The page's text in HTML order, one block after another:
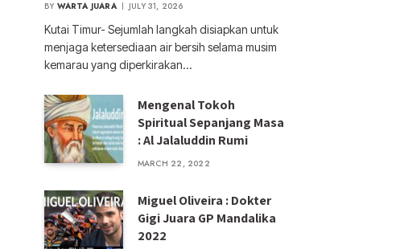
BY WARTA JUARA JULY 31, 2026
Kutai Timur- Sejumlah langkah disiapkan untuk
menjaga ketersediaan air bersih selama musim
kemarau yang diperkirakan…
Mengenal Tokoh
Spiritual Sepanjang Masa
: Al Jalaluddin Rumi
MARCH 22, 2022
Miguel Oliveira : Dokter
Gigi Juara GP Mandalika
2022